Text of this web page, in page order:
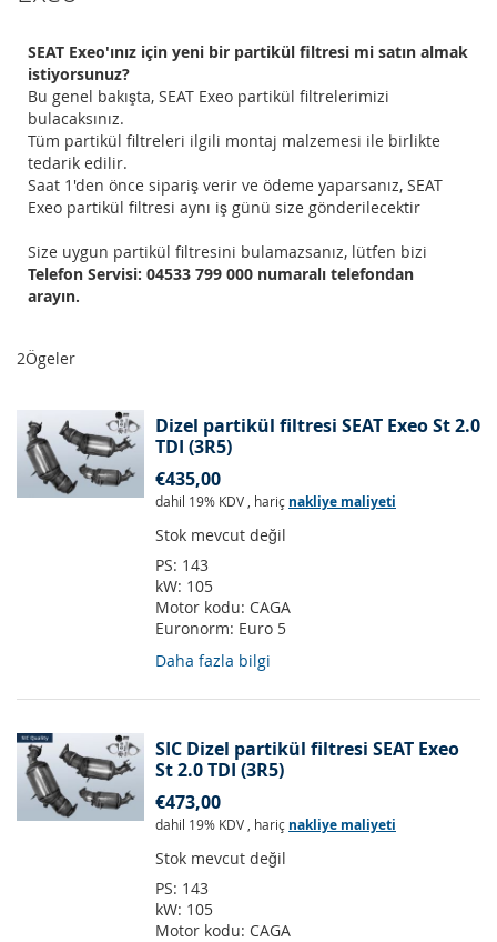
SEAT Exeo'ınız için yeni bir partikül filtresi mi satın almak
istiyorsunuz?
Bu genel bakışta, SEAT Exeo partikül filtrelerimizi
bulacaksınız.
Tüm partikül filtreleri ilgili montaj malzemesi ile birlikte
tedarik edilir.
Saat 1'den önce sipariş verir ve ödeme yaparsanız, SEAT
Exeo partikül filtresi aynı iş günü size gönderilecektir
Size uygun partikül filtresini bulamazsanız, lütfen bizi
Telefon Servisi: 04533 799 000 numaralı telefondan
arayın.
2Ögeler
Dizel partikül filtresi SEAT Exeo St 2.0
TDI (3R5)
€435,00
dahil 19% KDV , hariç nakliye maliyeti
Stok mevcut değil
PS: 143
kW: 105
Motor kodu: CAGA
Euronorm: Euro 5
Daha fazla bilgi
SIC Dizel partikül filtresi SEAT Exeo
St 2.0 TDI (3R5)
€473,00
dahil 19% KDV , hariç nakliye maliyeti
Stok mevcut değil
PS: 143
kW: 105
Motor kodu: CAGA